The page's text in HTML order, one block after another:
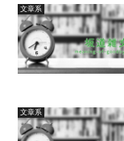
文章系
文章系